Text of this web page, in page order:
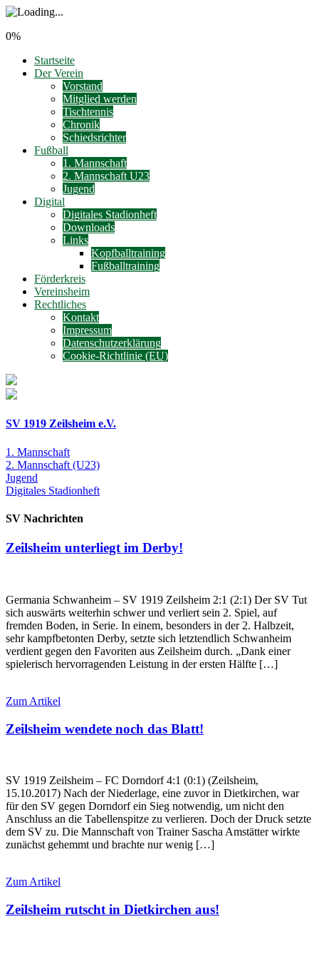
0%
Startseite
Der Verein
Vorstand
Mitglied werden
Tischtennis
Chronik
Schiedsrichter
Fußball
1. Mannschaft
2. Mannschaft U23
Jugend
Digital
Digitales Stadionheft
Downloads
Links
Kopfballtraining
Fußballtraining
Förderkreis
Vereinsheim
Rechtliches
Kontakt
Impressum
Datenschutzerklärung
Cookie-Richtlinie (EU)
SV 1919 Zeilsheim e.V.
1. Mannschaft
2. Mannschaft (U23)
Jugend
Digitales Stadionheft
SV Nachrichten
Zeilsheim unterliegt im Derby!
Germania Schwanheim – SV 1919 Zeilsheim 2:1 (2:1) Der SV Tut
sich auswärts weiterhin schwer und verliert sein 2. Spiel, auf
fremden Boden, in Serie. In einem, besonders in der 2. Halbzeit,
sehr kampfbetonten Derby, setzte sich letztendlich Schwanheim
verdient gegen den Favoriten aus Zeilsheim durch. „Dank einer
spielerisch hervorragenden Leistung in der ersten Hälfte […]
Zum Artikel
Zeilsheim wendete noch das Blatt!
SV 1919 Zeilsheim – FC Dorndorf 4:1 (0:1) (Zeilsheim,
15.10.2017) Nach der Niederlage, eine zuvor in Dietkirchen, war
für den SV gegen Dorndorf ein Sieg notwendig, um nicht den
Anschluss an die Tabellenspitze zu verlieren. Doch der Druck setzte
dem SV zu. Die Mannschaft von Trainer Sascha Amstätter wirkte
zunächst gehemmt und brachte nur wenig […]
Zum Artikel
Zeilsheim rutscht in Dietkirchen aus!